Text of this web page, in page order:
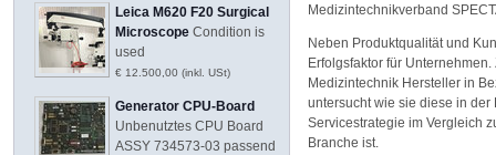
Medizintechnikverband
Neben Produktqualität und
Erfolgsfaktor für
Medizintechnik Hersteller in
untersucht wie sie diese in
Servicestrategie im Vergleich
Branche ist.
Leica M620 F20 Surgical
Microscope Condition is
used
€ 12.500,00 (inkl. USt)
Generator CPU-Board
Unbenutztes CPU Board
ASSY 734573-03 passend